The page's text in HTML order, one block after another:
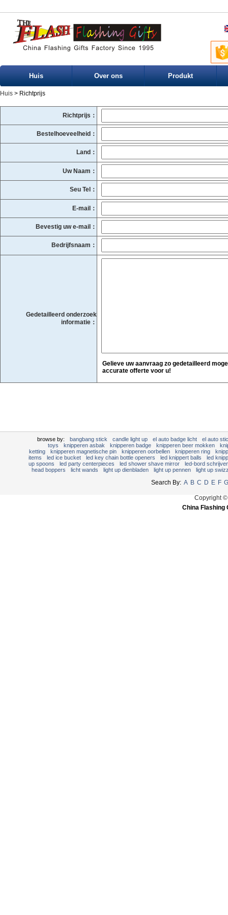
Huis Over ons Produkt
Huis > Richtprijs
Richtprijs：
Bestelhoeveelheid：
Land：
Uw Naam：
Seu Tel：
E-mail：
Bevestig uw e-mail：
Bedrijfsnaam：
Gedetailleerd onderzoek
informatie：
Gelieve uw aanvraag zo gedetailleerd
accurate offerte voor u!
browse by: bangbang stick candle light up el auto badge licht
el auto
toys
knipperen asbak knipperen badge knipperen beer mokken
ketting
knipperen magnetische pin knipperen oorbellen knipperen ring
items
led ice bucket led key chain bottle openers led knippert balls
led
up spoons
led party centerpieces led shower shave mirror
led-bord
head boppers
licht wands light up dienbladen light up pennen light up
Search By: A B C D E F G
Copyright
China Flashing